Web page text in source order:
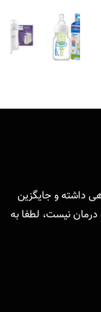
داشته و جایگزین
نیست، لطفا به